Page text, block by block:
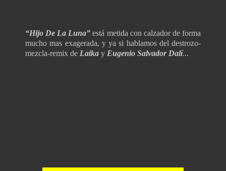
“Hijo De La Luna” está metida con calzador de forma
mucho mas exagerada, y ya si hablamos del destrozo-
mezcla-remix de Laika y Eugenio Salvador Dalí...